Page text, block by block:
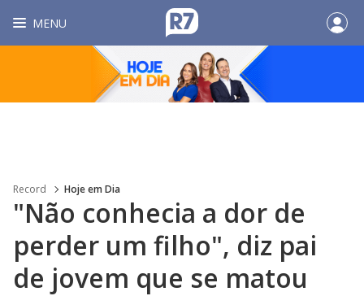
MENU
Record Hoje em Dia
"Não conhecia a dor de
perder um filho", diz pai
de jovem que se matou